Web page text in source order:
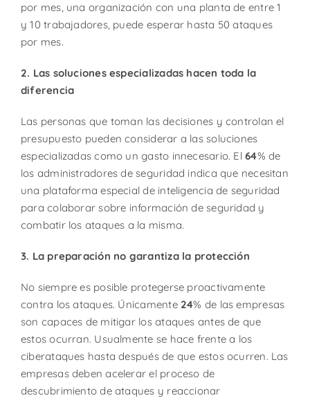
por mes, una organización con una planta de entre 1
y 10 trabajadores, puede esperar hasta 50 ataques
por mes.
2. Las soluciones especializadas hacen toda la
diferencia
Las personas que toman las decisiones y controlan el
presupuesto pueden considerar a las soluciones
especializadas como un gasto innecesario. El64% de
los administradores de seguridad indica que necesitan
una plataforma especial de inteligencia de seguridad
para colaborar sobre información de seguridad y
combatir los ataques a la misma.
3. La preparación no garantiza la protección
No siempre es posible protegerse proactivamente
contra los ataques. Únicamente 24% de las empresas
son capaces de mitigar los ataques antes de que
estos ocurran. Usualmente se hace frente a los
ciberataques hasta después de que estos ocurren. Las
empresas deben acelerar el proceso de
descubrimiento de ataques y reaccionar